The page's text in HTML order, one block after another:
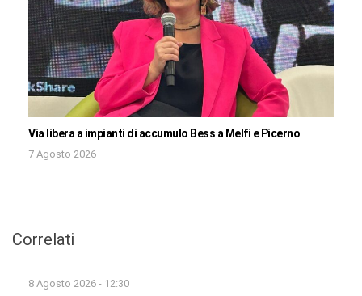
Via libera a impianti di accumulo Bess a Melfi e Picerno
7 Agosto 2026
Correlati
8 Agosto 2026 - 12:30